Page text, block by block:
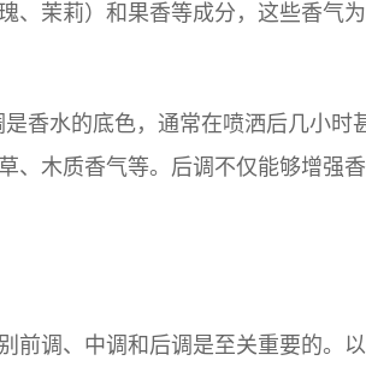
、茉莉）和果香等成分，这些香气
香水的底色，通常在喷洒后几小时
、木质香气等。后调不仅能够增强
前调、中调和后调是至关重要的。